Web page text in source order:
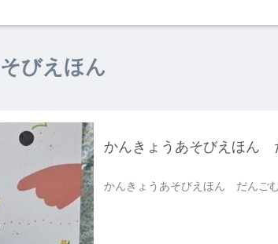
びえほん
かんきょうあそびえほん
かんきょうあそびえほん だん